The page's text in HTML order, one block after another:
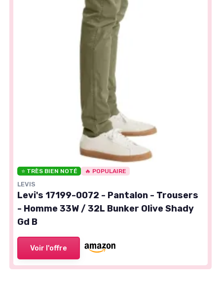
⭐ TRÈS BIEN NOTÉ 🔥 POPULAIRE
LEVIS
Levi's 17199-0072 - Pantalon - Trousers
- Homme 33W / 32L Bunker Olive Shady
Gd B
Voir l'offre